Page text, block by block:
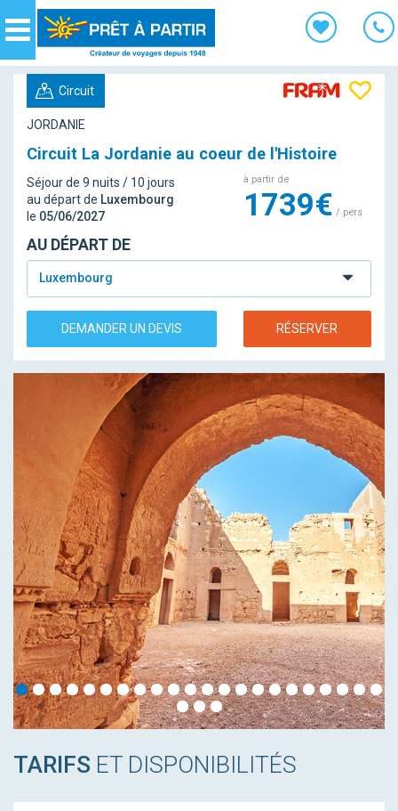
Navigation
Circuit
JORDANIE
Circuit La Jordanie au coeur de l'Histoire
Séjour de 9 nuits / 10 jours
au départ de Luxembourg
le 05/06/2027
à partir de
1739€ / pers
AU DÉPART DE
Luxembourg
DEMANDER UN DEVIS RÉSERVER
TARIFS ET DISPONIBILITÉS
Panneau de gestion des cookies